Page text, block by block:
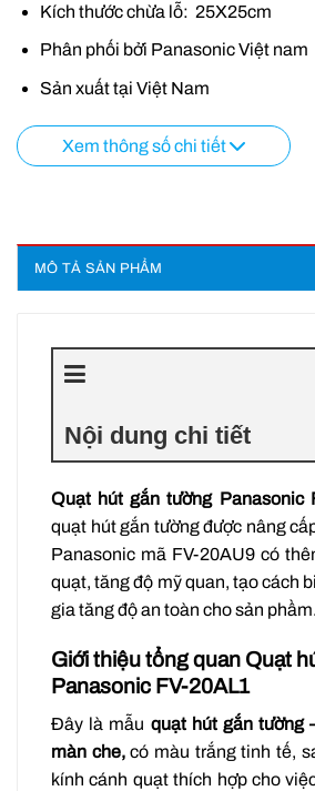
Kích thước chừa lỗ: 25X25cm
Phân phối bởi Panasonic Việt nam
Sản xuất tại Việt Nam
Xem thông số chi tiết
MÔ TẢ SẢN PHẨM
Nội dung chi tiết
Quạt hút gắn tường Panasonic
quạt hút gắn tường được nâng
Panasonic mã FV-20AU9 có
quạt, tăng độ mỹ quan, tạo cách
gia tăng độ an toàn cho sản phầm.
Giới thiệu tổng quan Quạt
Panasonic FV-20AL1
Đây là mẫu quạt hút gắn tường
màn che,có màu trắng tinh tế,
kính cánh quạt thích hợp cho